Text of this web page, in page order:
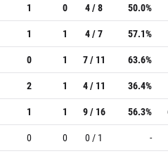
1 0 4 / 8 50.0%
1 1 4 / 7 57.1%
0 1 7 / 11 63.6%
2 1 4 / 11 36.4%
1 1 9 / 16 56.3%
0 0 0 / 1 -